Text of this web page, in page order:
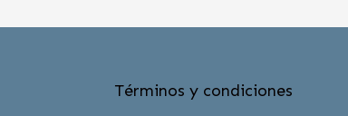
Términos y condiciones